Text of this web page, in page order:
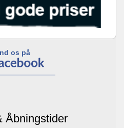
os på
Åbningstider